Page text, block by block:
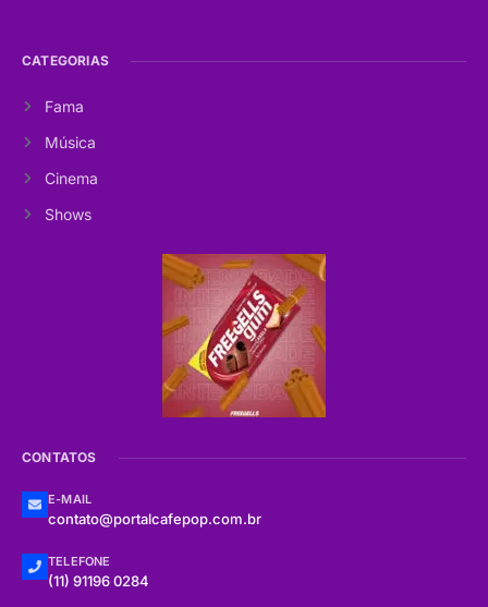
CATEGORIAS
Fama
Música
Cinema
Shows
CONTATOS
E-MAIL
contato@portalcafepop.com.br
TELEFONE
(11) 91196 0284